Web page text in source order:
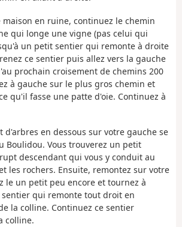
maison en ruine, continuez le chemin
qui longe une vigne (pas celui qui
un petit sentier qui remonte à droite
ce sentier puis allez vers la gauche
prochain croisement de chemins 200
à gauche sur le plus gros chemin et
qu'il fasse une patte d'oie. Continuez à
d'arbres en dessous sur votre gauche se
Boulidou. Vous trouverez un petit
descendant qui vous y conduit au
les rochers. Ensuite, remontez sur votre
le un petit peu encore et tournez à
qui remonte tout droit en
la colline. Continuez ce sentier
colline.